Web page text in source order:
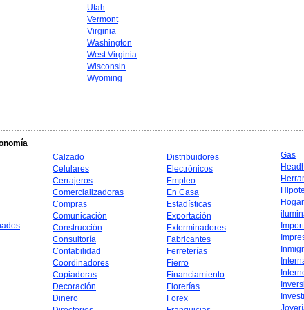
Utah
Vermont
Virginia
Washington
West Virginia
Wisconsin
Wyoming
Calzado
Celulares
Cerrajeros
Comercializadoras
Compras
Comunicación
Construcción
Consultoría
Contabilidad
Coordinadores
Copiadoras
Decoración
Dinero
Distribuidores
Electrónicos
Empleo
En Casa
Estadísticas
Exportación
Exterminadores
Fabricantes
Ferreterías
Fierro
Financiamiento
Florerías
Forex
Gas
Hogar